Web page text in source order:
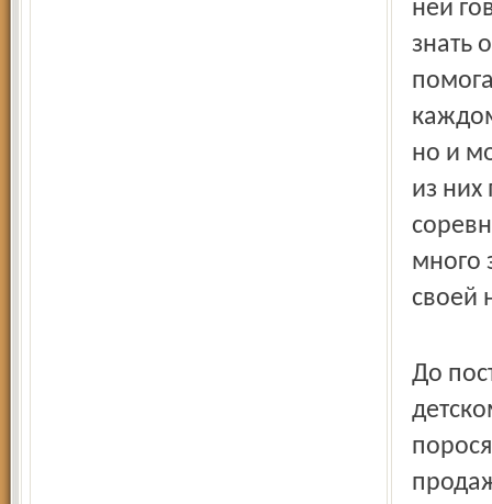
ней
знать
но и
из них
много
своей
До